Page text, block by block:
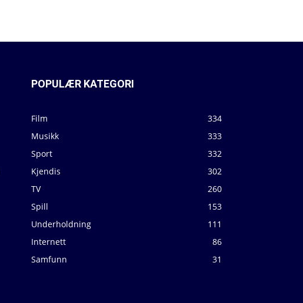
POPULÆR KATEGORI
Film
334
Musikk
333
Sport
332
Kjendis
302
TV
260
Spill
153
Underholdning
111
Internett
86
Samfunn
31